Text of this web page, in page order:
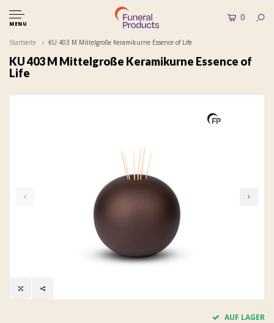
MENU
0
Startseite KU 403 M Mittelgroße Keramikurne Essence of Life
KU 403 M Mittelgroße Keramikurne Essence of
Life
AUF LAGER